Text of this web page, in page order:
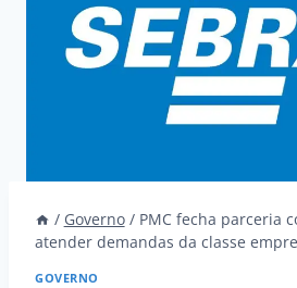
/ Governo / PMC fecha parceria
atender demandas da classe
GOVERNO